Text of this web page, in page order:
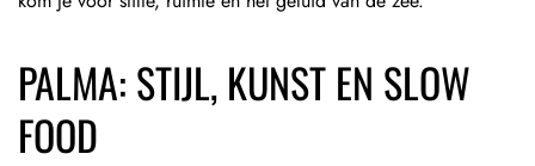
PALMA: STIJL, KUNST EN SLOW
FOOD